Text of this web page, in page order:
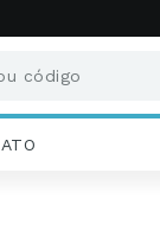
código